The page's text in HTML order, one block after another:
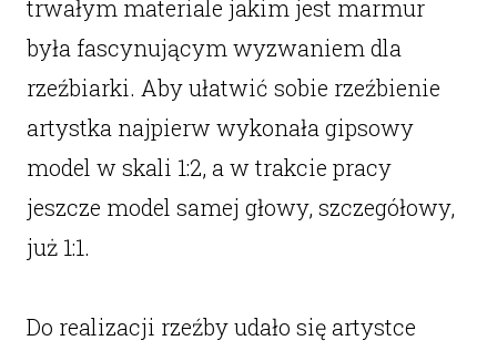
trwałym materiale jakim jest marmur
była fascynującym wyzwaniem dla
rzeźbiarki. Aby ułatwić sobie rzeźbienie
artystka najpierw wykonała gipsowy
model w skali 1:2, a w trakcie pracy
jeszcze model samej głowy, szczegółowy,
już 1:1.
Do realizacji rzeźby udało się artystce